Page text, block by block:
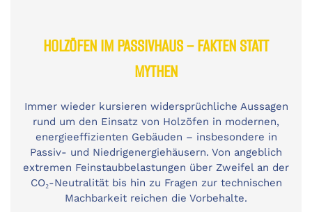
HOLZÖFEN IM PASSIVHAUS – FAKTEN STATT
MYTHEN
Immer wieder kursieren widersprüchliche Aussagen
rund um den Einsatz von Holzöfen in modernen,
energieeffizienten Gebäuden – insbesondere in
Passiv- und Niedrigenergiehäusern. Von angeblich
extremen Feinstaubbelastungen über Zweifel an der
CO₂-Neutralität bis hin zu Fragen zur technischen
Machbarkeit reichen die Vorbehalte.